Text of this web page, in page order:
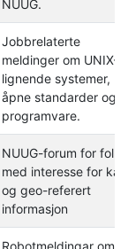
NUUG.
Jobbrelaterte
meldinger om UNIX-
lignende systemer,
åpne standarder og
programvare.
NUUG-forum for folk
med interesse for kart
og geo-referert
informasjon